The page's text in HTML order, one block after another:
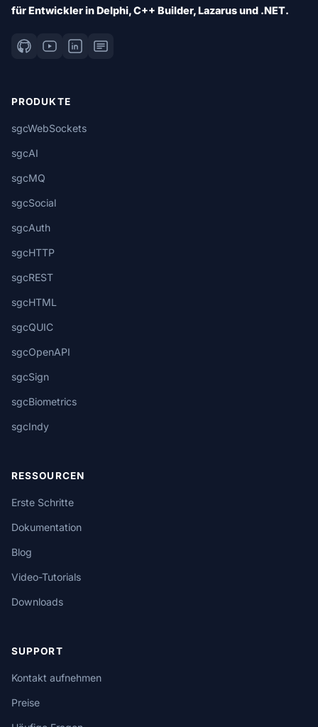
für Entwickler in Delphi, C++ Builder, Lazarus und .NET.
PRODUKTE
sgcWebSockets
sgcAI
sgcMQ
sgcSocial
sgcAuth
sgcHTTP
sgcREST
sgcHTML
sgcQUIC
sgcOpenAPI
sgcSign
sgcBiometrics
sgcIndy
RESSOURCEN
Erste Schritte
Dokumentation
Blog
Video-Tutorials
Downloads
SUPPORT
Kontakt aufnehmen
Preise